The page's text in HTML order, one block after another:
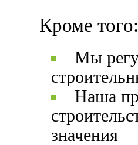
Кроме того:
Мы
Наша
значения